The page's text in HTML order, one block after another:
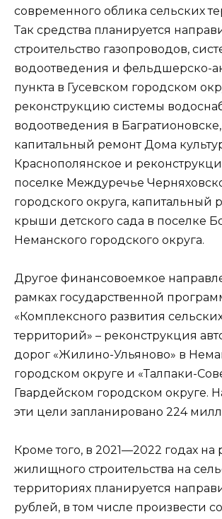
современного облика сельских
Так средства планируется
строительство газопроводов,
водоотведения и фельдшерско-
пункта в Гусевском городском
реконструкцию системы
водоотведения в Багратионовске,
капитальный ремонт Дома
Краснополянское и
поселке Междуречье
городского округа, капитальный
крыши детского сада в поселке
Неманского городского округа.
Другое финансовоемкое
рамках государственной
«Комплексного развития
территорий» – реконструкция
дорог «Жилино-Ульяново» в
городском округе и «Талпаки-
Гвардейском городском округе.
эти цели запланировано 224
Кроме того, в 2021—2022 годах на
жилищного строительства на
территориях планируется
рублей, в том числе произвести